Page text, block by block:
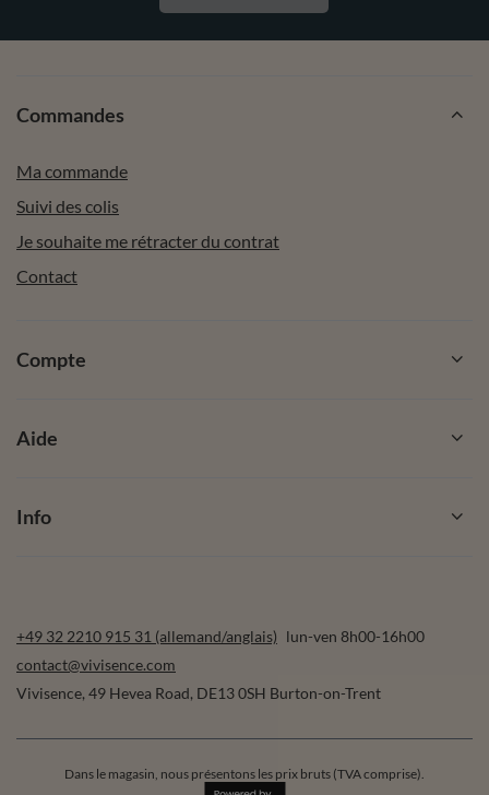
Commandes
Ma commande
Suivi des colis
Je souhaite me rétracter du contrat
Contact
Compte
Aide
Info
+49 32 2210 915 31 (allemand/anglais) lun-ven 8h00-16h00
contact@vivisence.com
Vivisence, 49 Hevea Road, DE13 0SH Burton-on-Trent
Dans le magasin, nous présentons les prix bruts (TVA comprise).